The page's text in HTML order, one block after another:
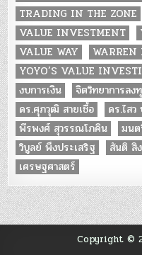
TRADING IN THE ZONE
VALUE INVESTMENT
VALUE WAY
WARREN
YOYO’S VALUE
งบการเงิน
จิตวิทยาการลง
ดร.ศุภวุฒิ สายเชื้อ
ดร.ไส
พีรพงศ์ สุวรรณโภคิน
มน
วิบูลย์ พึงประเสริฐ
สันติ สิ
เศรษฐศาสตร์
Copyright ©